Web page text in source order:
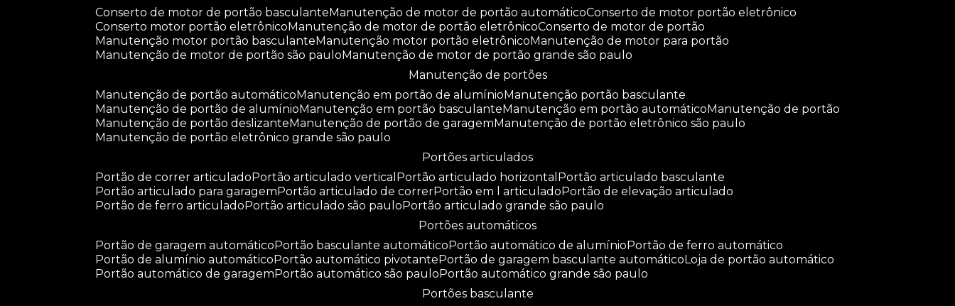
conserto de motor de portão basculante
manutenção de motor de portão automático conserto de motor portão eletrônico
conserto motor portão eletrônico
manutenção de motor de portão eletrônico conserto de motor de portão
manutenção motor portão basculante
manutenção motor portão eletrônico
manutenção de motor para portão
manutenção de motor de portão são paulo
manutenção de motor de portão grande são paulo
manutenção de portões
manutenção de portão automático
manutenção em portão de alumínio
manutenção portão basculante
manutenção de portão de alumínio
manutenção em portão basculante manutenção em portão automático
manutenção de portão
manutenção de portão deslizante
manutenção de portão de garagem
manutenção de portão eletrônico são paulo
manutenção de portão eletrônico grande são paulo
portões articulados
portão de correr articulado
portão articulado vertical portão articulado horizontal
portão articulado basculante
portão articulado para garagem
portão articulado de correr portão em l articulado
portão de elevação articulado
portão de ferro articulado
portão articulado são paulo
portão articulado grande são paulo
portões automáticos
portão de garagem automático
portão basculante automático portão automático de alumínio
portão de ferro automático
portão de alumínio automático
portão automático pivotante portão de garagem basculante automático loja de portão automático
portão automático de garagem
portão automático são paulo
portão automático grande são paulo
portões basculante